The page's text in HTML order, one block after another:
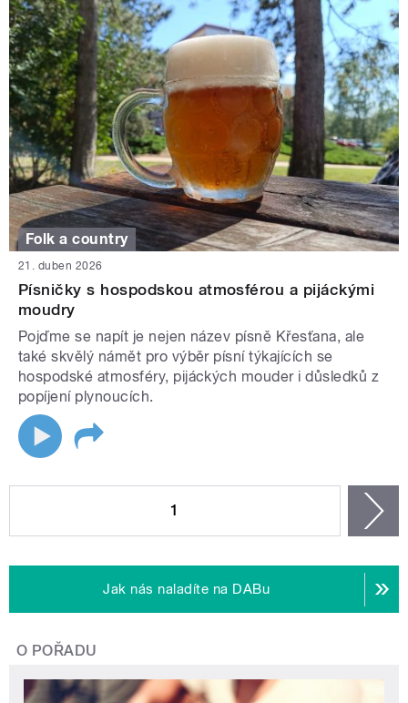
Folk a country
21. duben 2026
Písničky s hospodskou atmosférou a pijáckými
moudry
Pojďme se napít je nejen název písně Křesťana, ale
také skvělý námět pro výběr písní týkajících se
hospodské atmosféry, pijáckých mouder i důsledků z
popíjení plynoucích.
1
Jak nás naladíte na DABu
O POŘADU